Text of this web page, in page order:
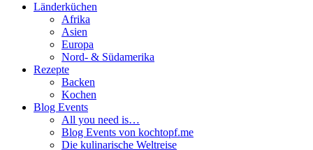
Länderküchen
Afrika
Asien
Europa
Nord- & Südamerika
Rezepte
Backen
Kochen
Blog Events
All you need is…
Blog Events von kochtopf.me
Die kulinarische Weltreise